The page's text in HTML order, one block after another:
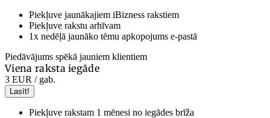
Piekļuve jaunākajiem iBizness rakstiem
Piekļuve rakstu arhīvam
1x nedēļā jaunāko tēmu apkopojums e-pastā
Piedāvājums spēkā jauniem klientiem
Viena raksta iegāde
3 EUR / gab.
Lasīt!
Piekļuve rakstam 1 mēnesi no iegādes brīža